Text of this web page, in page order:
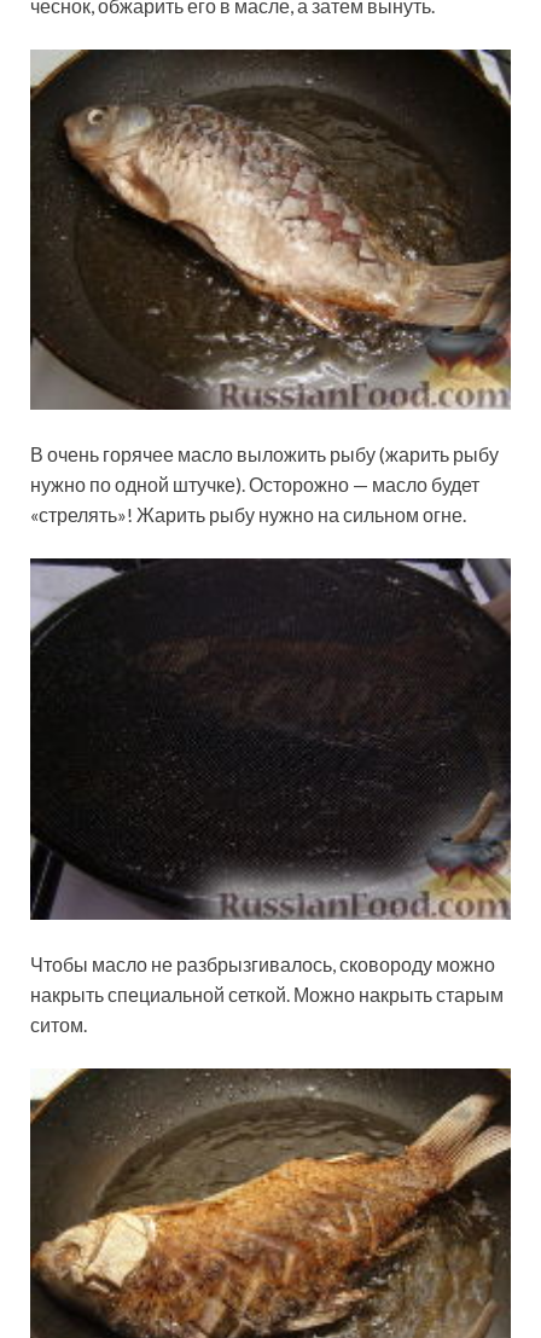
чеснок, обжарить его в масле, а затем вынуть.
В очень горячее масло выложить рыбу (жарить рыбу
нужно по одной штучке). Осторожно — масло будет
«стрелять»! Жарить рыбу нужно на сильном огне.
Чтобы масло не разбрызгивалось, сковороду можно
накрыть специальной сеткой. Можно накрыть старым
ситом.